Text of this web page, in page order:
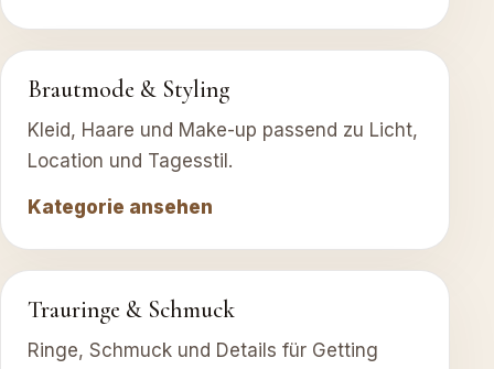
Brautmode & Styling
Kleid, Haare und Make-up passend zu Licht,
Location und Tagesstil.
Kategorie ansehen
Trauringe & Schmuck
Ringe, Schmuck und Details für Getting